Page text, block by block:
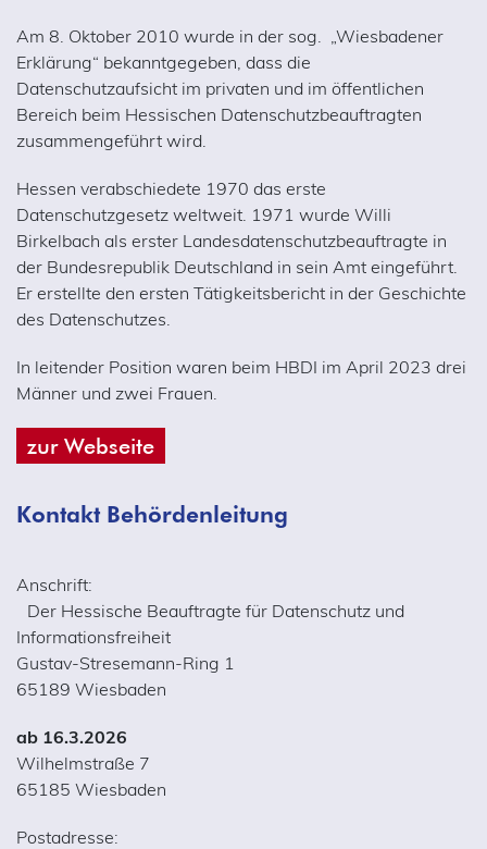
Am 8. Oktober 2010 wurde in der sog. „Wiesbadener
Erklärung“ bekanntgegeben, dass die
Datenschutzaufsicht im privaten und im öffentlichen
Bereich beim Hessischen Datenschutzbeauftragten
zusammengeführt wird.
Hessen verabschiedete 1970 das erste
Datenschutzgesetz weltweit. 1971 wurde Willi
Birkelbach als erster Landesdatenschutzbeauftragte in
der Bundesrepublik Deutschland in sein Amt eingeführt.
Er erstellte den ersten Tätigkeitsbericht in der Geschichte
des Datenschutzes.
In leitender Position waren beim HBDI im April 2023 drei
Männer und zwei Frauen.
zur Webseite
Kontakt Behördenleitung
Anschrift:
Der Hessische Beauftragte für Datenschutz und
Informationsfreiheit
Gustav-Stresemann-Ring 1
65189 Wiesbaden
ab 16.3.2026
Wilhelmstraße 7
65185 Wiesbaden
Postadresse: